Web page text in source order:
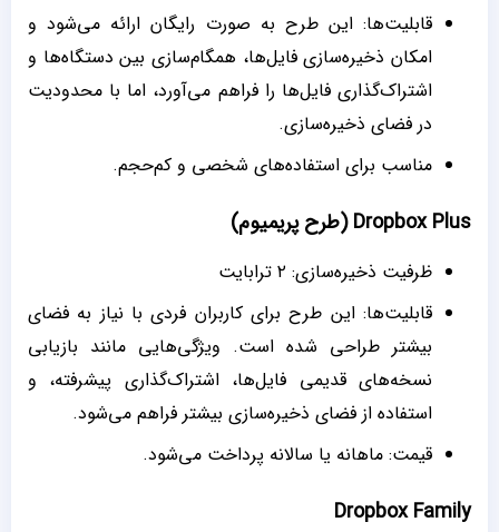
قابلیت‌ها: این طرح به صورت رایگان ارائه می‌شود و
امکان ذخیره‌سازی فایل‌ها، همگام‌سازی بین دستگاه‌ها و
اشتراک‌گذاری فایل‌ها را فراهم می‌آورد، اما با محدودیت
در فضای ذخیره‌سازی.
مناسب برای استفاده‌های شخصی و کم‌حجم.
Dropbox Plus (طرح پریمیوم)
ظرفیت ذخیره‌سازی: ۲ ترابایت
قابلیت‌ها: این طرح برای کاربران فردی با نیاز به فضای
بیشتر طراحی شده است. ویژگی‌هایی مانند بازیابی
نسخه‌های قدیمی فایل‌ها، اشتراک‌گذاری پیشرفته، و
استفاده از فضای ذخیره‌سازی بیشتر فراهم می‌شود.
قیمت: ماهانه یا سالانه پرداخت می‌شود.
Dropbox Family